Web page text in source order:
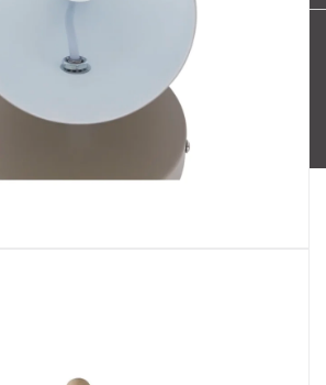
SPECTRUM CZ s.r.o.
. Všechna práva